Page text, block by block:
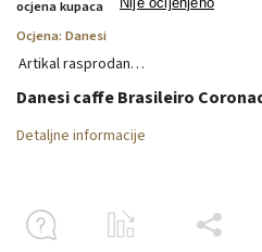
ocjena kupaca
Ocjena: Danesi
Artikal rasprodan…
Danesi caffe Brasileiro
Detaljne informacije